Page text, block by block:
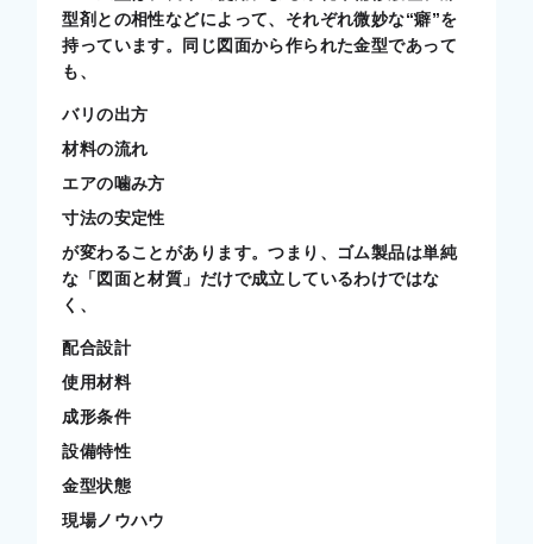
型剤との相性などによって、それぞれ微妙な“癖”を
持っています。同じ図面から作られた金型であって
も、
バリの出方
材料の流れ
エアの噛み方
寸法の安定性
が変わることがあります。つまり、ゴム製品は単純
な「図面と材質」だけで成立しているわけではな
く、
配合設計
使用材料
成形条件
設備特性
金型状態
現場ノウハウ